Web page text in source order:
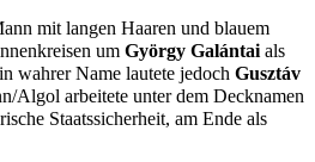
mit langen Haaren und blauem
um György Galántaials
wahrer Name lautete jedoch Gusztáv
Algol arbeitete unter dem Decknamen
Staatssicherheit, am Ende als